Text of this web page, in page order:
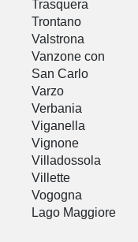
Trasquera
Trontano
Valstrona
Vanzone con
San Carlo
Varzo
Verbania
Viganella
Vignone
Villadossola
Villette
Vogogna
Lago Maggiore